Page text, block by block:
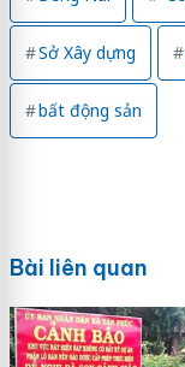
Sở Xây dựng
bất động sản
Bài liên quan